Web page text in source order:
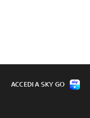
ACCEDI A SKY GO